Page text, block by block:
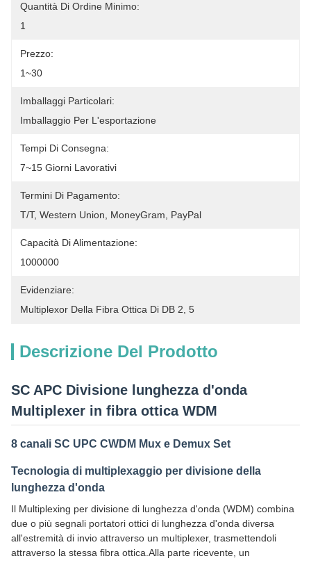
Quantità Di Ordine Minimo:
1
Prezzo:
1~30
Imballaggi Particolari:
Imballaggio Per L'esportazione
Tempi Di Consegna:
7~15 Giorni Lavorativi
Termini Di Pagamento:
T/T, Western Union, MoneyGram, PayPal
Capacità Di Alimentazione:
1000000
Evidenziare:
Multiplexor Della Fibra Ottica Di DB 2 5
Descrizione Del Prodotto
SC APC Divisione lunghezza d'onda
Multiplexer in fibra ottica WDM
8 canali SC UPC CWDM Mux e Demux Set
Tecnologia di multiplexaggio per divisione della
lunghezza d'onda
Il Multiplexing per divisione di lunghezza d'onda (WDM) combina
due o più segnali portatori ottici di lunghezza d'onda diversa
all'estremità di invio attraverso un multiplexer, trasmettendoli
attraverso la stessa fibra ottica.Alla parte ricevente, un